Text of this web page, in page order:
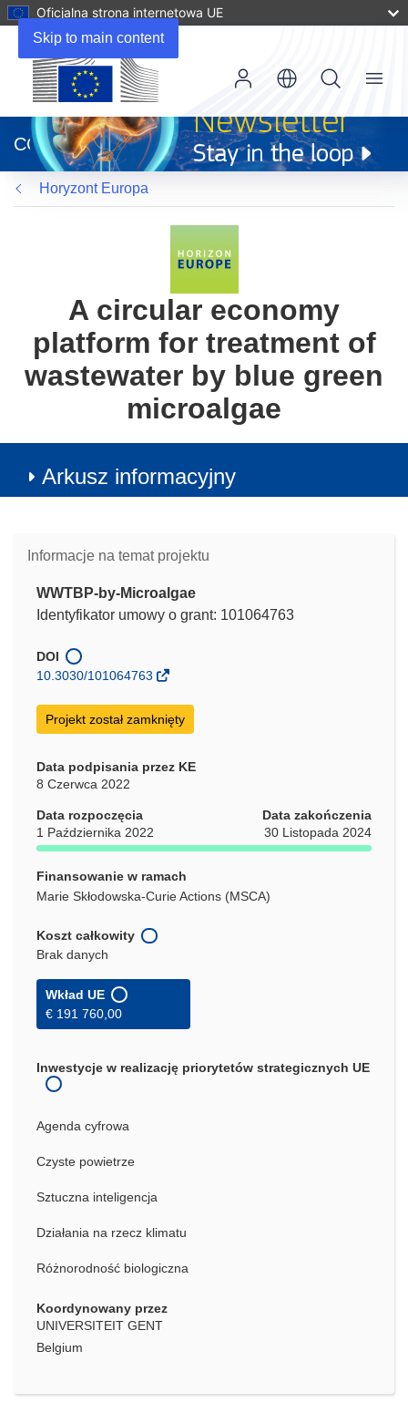
Skip to main content
Oficjalna strona internetowa UE
otworzy
się
w
nowym
oknie)
CORDIS
Menu
Horyzont Europa
A circular economy
platform for treatment of
wastewater by blue green
microalgae
Arkusz informacyjny
Informacje na temat projektu
WWTBP-by-Microalgae
Identyfikator umowy o grant: 101064763
DOI
10.3030/101064763
Projekt został zamknięty
Data podpisania przez KE
8 Czerwca 2022
Data rozpoczęcia
1 Października 2022
Data zakończenia
30 Listopada 2024
Finansowanie w ramach
Marie Skłodowska-Curie Actions (MSCA)
Koszt całkowity
Brak danych
Wkład UE
€ 191 760,00
Inwestycje w realizację priorytetów strategicznych UE
Agenda cyfrowa
Czyste powietrze
Sztuczna inteligencja
Działania na rzecz klimatu
Różnorodność biologiczna
Koordynowany przez
UNIVERSITEIT GENT
Belgium